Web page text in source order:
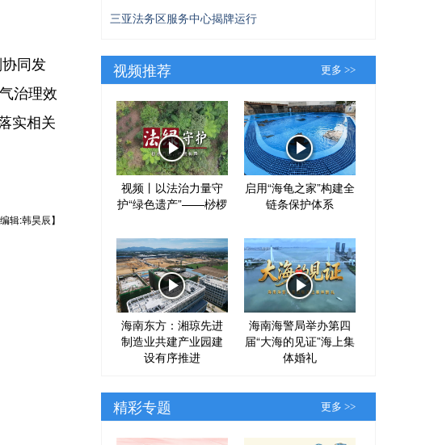
同发
治理效
实相关
辑:韩昊辰】
三亚法务区服务中心揭牌运行
视频推荐 更多 >>
视频丨以法治力量守
护“绿色遗产”——桫椤
启用“海龟之家”构建全
链条保护体系
海南东方：湘琼先进
制造业共建产业园建
设有序推进
海南海警局举办第四
届“大海的见证”海上集
体婚礼
精彩专题 更多 >>